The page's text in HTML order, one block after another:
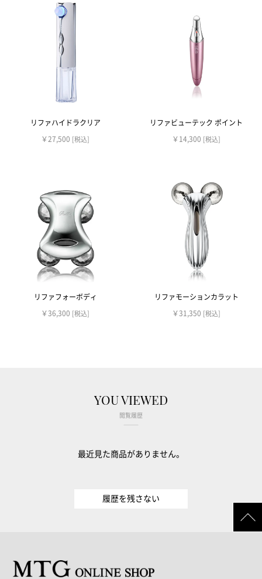
リファハイドラクリア
￥27,500 [税込]
リファビューテック ポイント
￥14,300 [税込]
リファフォーボディ
￥36,300 [税込]
リファモーションカラット
￥31,350 [税込]
YOU VIEWED
閲覧履歴
最近見た商品がありません。
履歴を残さない